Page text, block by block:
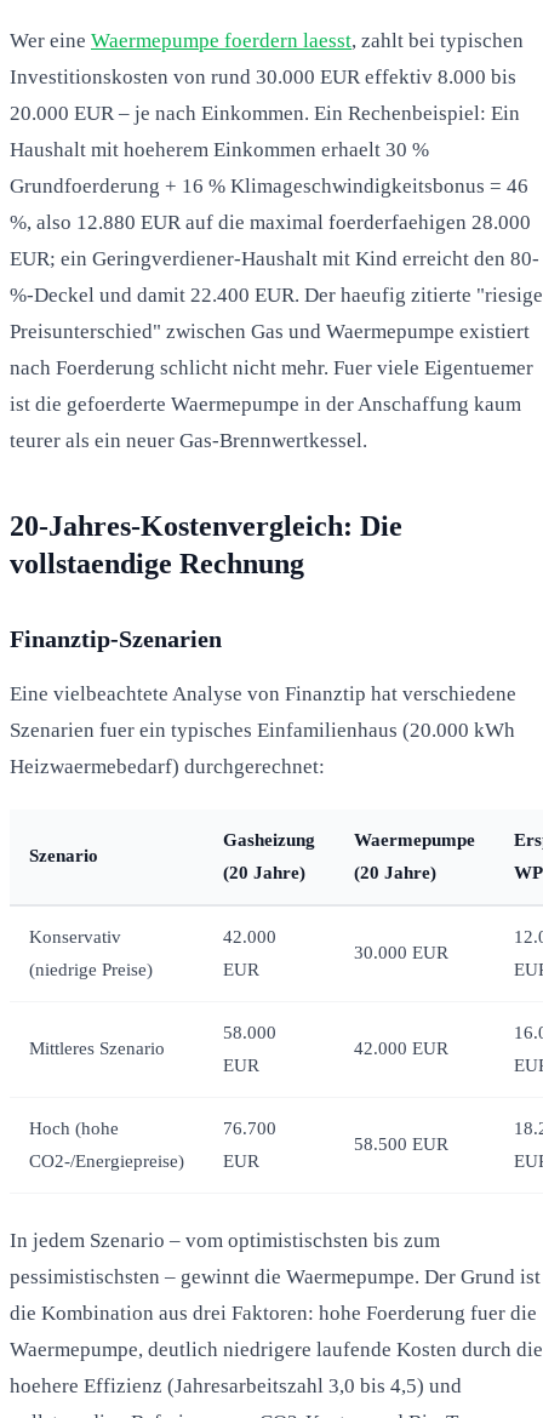
Wer eine Waermepumpe foerdern laesst, zahlt bei typischen
Investitionskosten von rund 30.000 EUR effektiv 8.000 bis
20.000 EUR – je nach Einkommen. Ein Rechenbeispiel: Ein
Haushalt mit hoeherem Einkommen erhaelt 30 %
Grundfoerderung + 16 % Klimageschwindigkeitsbonus = 46
%, also 12.880 EUR auf die maximal foerderfaehigen 28.000
EUR; ein Geringverdiener-Haushalt mit Kind erreicht den 80-
%-Deckel und damit 22.400 EUR. Der haeufig zitierte "riesige
Preisunterschied" zwischen Gas und Waermepumpe existiert
nach Foerderung schlicht nicht mehr. Fuer viele Eigentuemer
ist die gefoerderte Waermepumpe in der Anschaffung kaum
teurer als ein neuer Gas-Brennwertkessel.
20-Jahres-Kostenvergleich: Die
vollstaendige Rechnung
Finanztip-Szenarien
Eine vielbeachtete Analyse von Finanztip hat verschiedene
Szenarien fuer ein typisches Einfamilienhaus (20.000 kWh
Heizwaermebedarf) durchgerechnet:
Szenario
Gasheizung
(20 Jahre)
Waermepumpe
(20 Jahre)
WP
Konservativ
(niedrige Preise)
42.000
EUR
30.000 EUR
Mittleres Szenario
58.000
EUR
42.000 EUR
Hoch (hohe
CO2-/Energiepreise)
76.700
EUR
58.500 EUR
In jedem Szenario – vom optimistischsten bis zum
pessimistischsten – gewinnt die Waermepumpe. Der Grund ist
die Kombination aus drei Faktoren: hohe Foerderung fuer die
Waermepumpe, deutlich niedrigere laufende Kosten durch die
hoehere Effizienz (Jahresarbeitszahl 3,0 bis 4,5) und